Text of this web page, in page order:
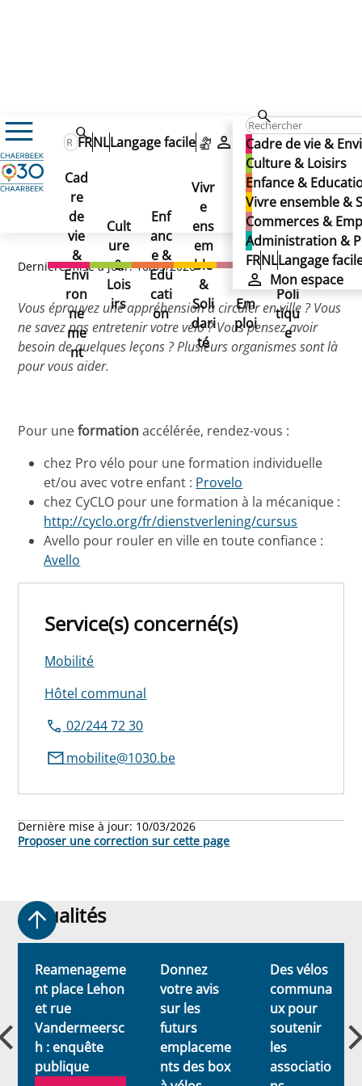
Cadre de vie &
Culture & Loisirs
Enfance &
Vivre ensemble &
Commerces &
Administration &
FRNLLangage
Mon espace
FRNLLangage facile
Mon espace
Cad
re
de
vie
&
Envi
ron
ne
me
nt
Cult
ure
&
Lois
irs
Enf
anc
e &
Edu
cati
on
Vivr
e
ens
em
ble
&
Soli
dari
té
Co
mm
erc
es
&
Em
ploi
Ad
min
istr
atio
n &
Poli
tiqu
e
Cadre de vie & Environnement
Mobilité & Stationnement
A vélo
Aménagements cyclables & Sécurité
Formations vélo
Formations vélo
Formations vélo
Dernière mise à jour: 10/03/2026
Vous éprouvez une appréhension à circuler en ville ? Vous
ne savez pas entretenir votre vélo ? Vous pensez avoir
besoin de quelques leçons ? Plusieurs organismes sont là
pour vous aider.
Pour uneformationaccélérée, rendez-vous :
chez Pro vélo pour une formation individuelle
et/ou avec votre enfant : Provelo
chez CyCLO pour une formation à la mécanique :
http://cyclo.org/fr/dienstverlening/cursus
Avello pour rouler en ville en toute confiance :
Avello
Service(s) concerné(s)
Mobilité
Hôtel communal
02/244 72 30
mobilite@1030.be
Dernière mise à jour: 10/03/2026
Proposer une correction sur cette page
Actualités
Actualités
Reamenageme
nt place Lehon
et rue
Vandermeersc
h : enquête
publique
Donnez
votre avis
sur les
futurs
emplaceme
nts des box
Des vélos
communa
ux pour
soutenir
les
associatio